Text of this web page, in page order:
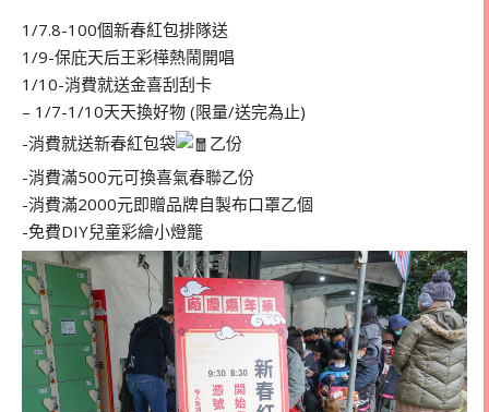
1/7.8-100個新春紅包排隊送
1/9-保庇天后王彩樺熱鬧開唱
1/10-消費就送金喜刮刮卡
– 1/7-1/10天天換好物 (限量/送完為止)
-消費就送新春紅包袋
乙份
-消費滿500元可換喜氣春聯乙份
-消費滿2000元即贈品牌自製布口罩乙個
-免費DIY兒童彩繪小燈籠